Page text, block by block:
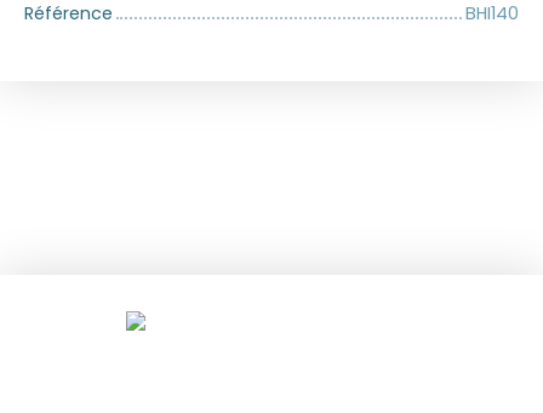
Référence
BHI140